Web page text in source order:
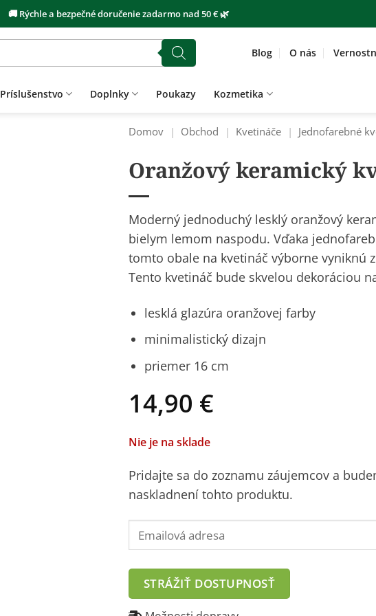
🚚 Rýchle a bezpečné doručenie zadarmo nad 50 € 🌿
Blog O nás
Príslušenstvo Doplnky Poukazy Kozmetika
Domov | Obchod | Kvetináče | Jednofarebné
Oranžový keramický
Moderný jednoduchý lesklý oranžový
bielym lemom naspodu. Vďaka
tomto obale na kvetináč výborne vyniknú
Tento kvetináč bude skvelou dekoráciou
lesklá glazúra oranžovej farby
minimalistický dizajn
priemer 16 cm
14,90 €
Nie je na sklade
Pridajte sa do zoznamu záujemcov a
naskladnení tohto produktu.
your
address
to
STRÁŽIŤ DOSTUPNOSŤ